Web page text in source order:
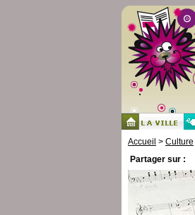
Accueil > Culture
Partager sur :
Panneau de gestion des cookies